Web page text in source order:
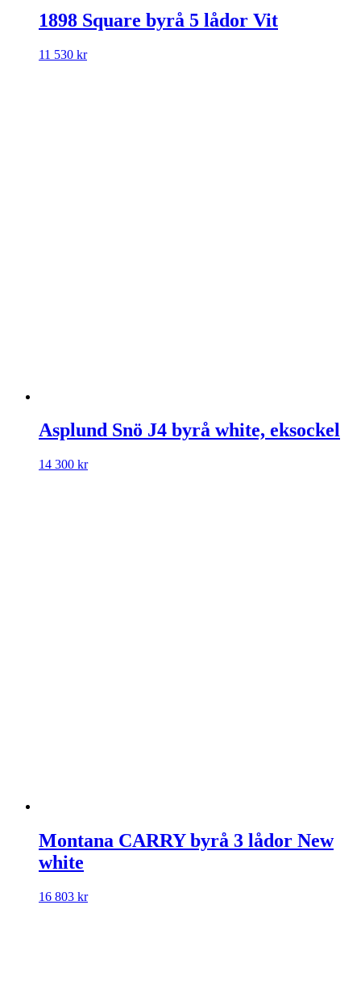
1898 Square byrå 5 lådor Vit
11 530 kr
Asplund Snö J4 byrå white, eksockel
14 300 kr
Montana CARRY byrå 3 lådor New
white
16 803 kr